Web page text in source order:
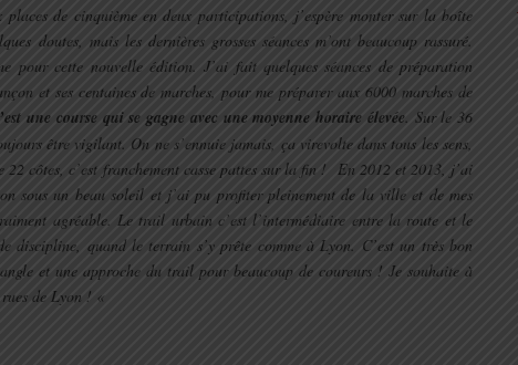
de cinquième en deux participations, j’espère monter sur la boîte
doutes, mais les dernières grosses séances m’ont beaucoup rassuré.
pour cette nouvelle édition. J’ai fait quelques séances de préparation
et ses centaines de marches, pour me préparer aux 6000 marches de
une course qui se gagne avec une moyenne horaire élevée. Sur le 36
être vigilant. On ne s’ennuie jamais, ça virevolte dans tous les sens,
côtes, c’est franchement casse pattes sur la fin ! En 2012 et 2013, j’ai
sous un beau soleil et j’ai pu profiter pleinement de la ville et de mes
agréable. Le trail urbain c’est l’intermédiaire entre la route et le
discipline, quand le terrain s’y prête comme à Lyon. C’est un très bon
et une approche du trail pour beaucoup de coureurs ! Je souhaite à
de Lyon ! «